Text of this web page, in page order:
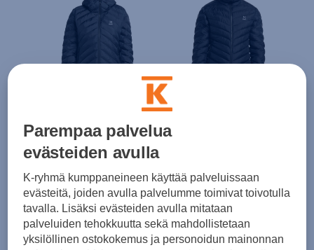
Haglöfs
Särna Mimic Hood W
208,00 €
Haglöfs
208,00 €
Parempaa palvelua
evästeiden avulla
K-ryhmä kumppaneineen käyttää palveluissaan
evästeitä, joiden avulla palvelumme toimivat toivotulla
tavalla. Lisäksi evästeiden avulla mitataan
palveluiden tehokkuutta sekä mahdollistetaan
yksilöllinen ostokokemus ja personoidun mainonnan